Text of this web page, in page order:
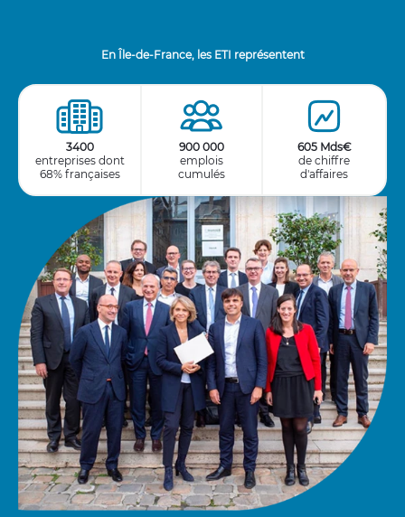
En Île-de-France, les ETI représentent
3400
entreprises dont
68% françaises
900 000
emplois
cumulés
605 Mds€
de chiffre
d'affaires